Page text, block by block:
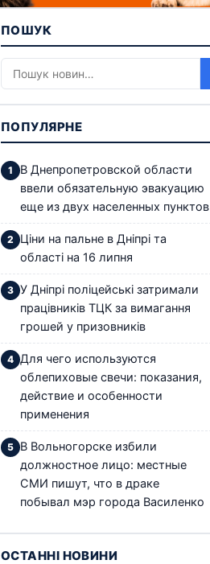
ПОШУК
ПОПУЛЯРНЕ
В Днепропетровской области
ввели обязательную эвакуацию
еще из двух населенных пунктов
Ціни на пальне в Дніпрі та
області на 16 липня
У Дніпрі поліцейські затримали
працівників ТЦК за вимагання
грошей у призовників
Для чего используются
облепиховые свечи: показания,
действие и особенности
применения
В Вольногорске избили
должностное лицо: местные
СМИ пишут, что в драке
побывал мэр города Василенко
ОСТАННІ НОВИНИ